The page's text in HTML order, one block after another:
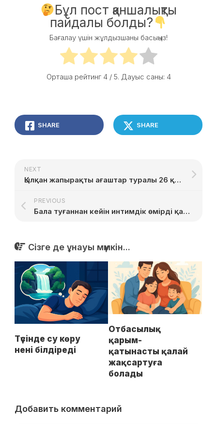
Бұл пост қаншалықты
пайдалы болды?
Бағалау үшін жұлдызшаны басыңыз!
Орташа рейтинг 4/ 5. Дауыс саны: 4
SHARE SHARE
NEXT
Қылқан жапырақты ағаштар туралы 26 қызықты дерек
PREVIOUS
Бала туғаннан кейін интимдік өмірді қалай реттеу керек
Сізге де ұнауы мүмкін...
Түсінде су көру
нені білдіреді
Отбасылық
қарым-
қатынасты қалай
жақсартуға
болады
Добавить комментарий